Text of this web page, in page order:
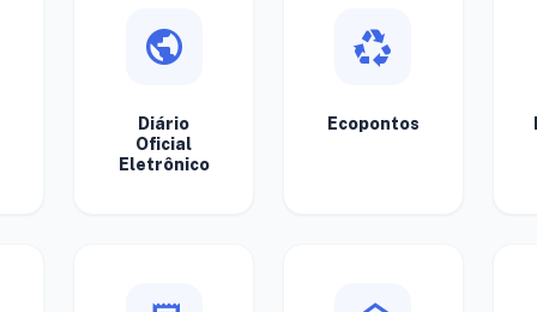
public
Diário
Oficial
Eletrônico
recycling
Ecopontos